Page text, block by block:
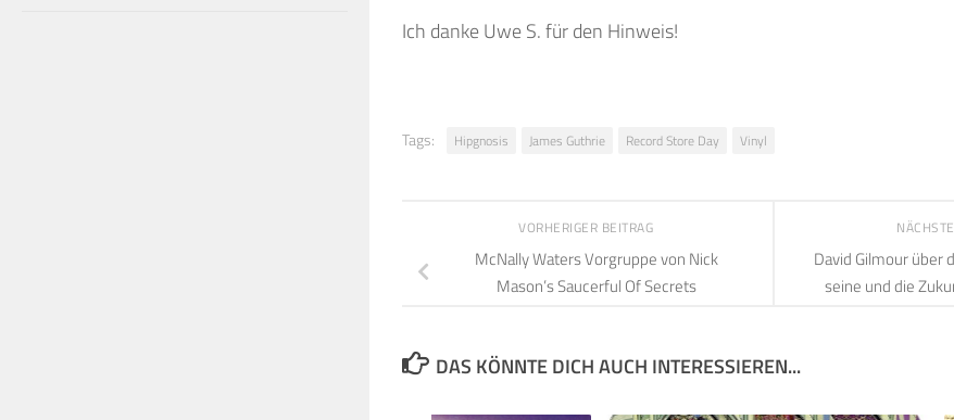
Ich danke Uwe S. für den Hinweis!
Tags: Hipgnosis James Guthrie Record Store Day Vinyl
David Gilmour über
seine und die
VORHERIGER BEITRAG
McNally Waters Vorgruppe von Nick
Mason’s Saucerful Of Secrets
DAS KÖNNTE DICH AUCH INTERESSIEREN...